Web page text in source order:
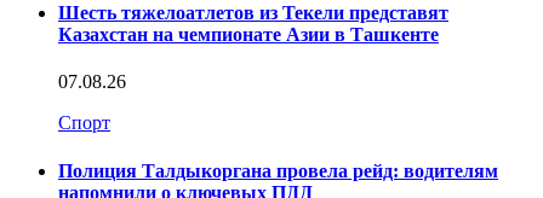
Шесть тяжелоатлетов из Текели представят
Казахстан на чемпионате Азии в Ташкенте
07.08.26
Спорт
Полиция Талдыкоргана провела рейд: водителям
напомнили о ключевых ПДД